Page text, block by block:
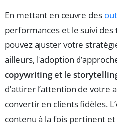
En mettant en œuvre des
performances et le suivi des
pouvez ajuster votre
ailleurs, l’adoption
copywritinget le
d’attirer l’attention de votre
convertir en clients fidèles.
contenu à la fois pertinent